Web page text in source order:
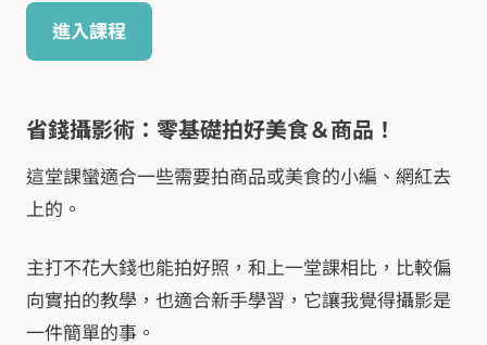
進入課程
省錢攝影術：零基礎拍好美食＆商品！
這堂課蠻適合一些需要拍商品或美食的小編、網紅去
上的。
主打不花大錢也能拍好照，和上一堂課相比，比較偏
向實拍的教學，也適合新手學習，它讓我覺得攝影是
一件簡單的事。